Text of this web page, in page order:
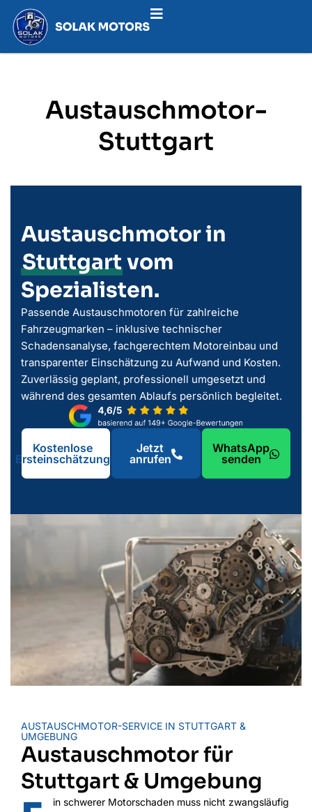
Austauschmotor-
Stuttgart
Austauschmotor in
Stuttgartvom
Spezialisten.
Passende Austauschmotoren für zahlreiche
Fahrzeugmarken – inklusive technischer
Schadensanalyse, fachgerechtem Motoreinbau und
transparenter Einschätzung zu Aufwand und Kosten.
Zuverlässig geplant, professionell umgesetzt und
während des gesamten Ablaufs persönlich begleitet.
Kostenlose
Ersteinschätzung
Jetzt
anrufen
WhatsApp
senden
AUSTAUSCHMOTOR-SERVICE IN STUTTGART &
UMGEBUNG
Austauschmotor für
Stuttgart & Umgebung
in schwerer Motorschaden muss nicht zwangsläufig